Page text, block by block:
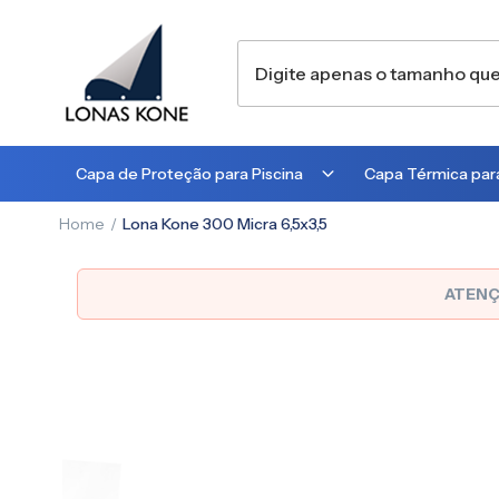
Capa de Proteção para Piscina
300 MICRA
450 MICRA
Capa Térmica
500 MICRA
Home Lona Kone 300 Micra 6,5x3,5